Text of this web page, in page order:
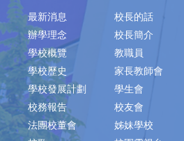
最新消息
辦學理念
學校概覽
學校歷史
學校發展計劃
校務報告
法團校董會
校長的話
校長簡介
教職員
家長教師會
學生會
校友會
姊妹學校